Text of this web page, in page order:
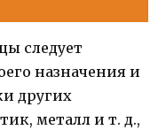
следует
назначения и
других
металл и т. д.,